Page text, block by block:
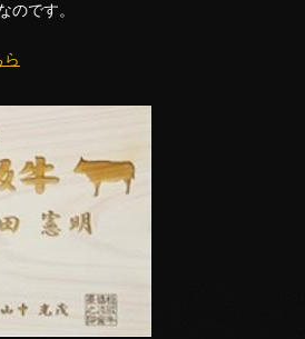
のです。